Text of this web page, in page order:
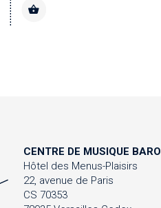
CENTRE DE MUSIQUE
Hôtel des Menus-Plaisirs
22, avenue de Paris
CS 70353